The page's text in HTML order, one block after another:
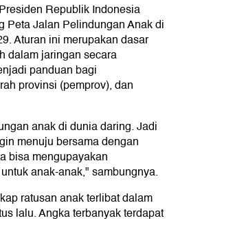
Republik Indonesia
Peta Jalan Pelindungan Anak di
Aturan ini merupakan dasar
dalam jaringan secara
panduan bagi
provinsi (pemprov), dan
anak di dunia daring. Jadi
menuju bersama dengan
bisa mengupayakan
anak-anak," sambungnya.
ratusan anak terlibat dalam
lalu. Angka terbanyak terdapat